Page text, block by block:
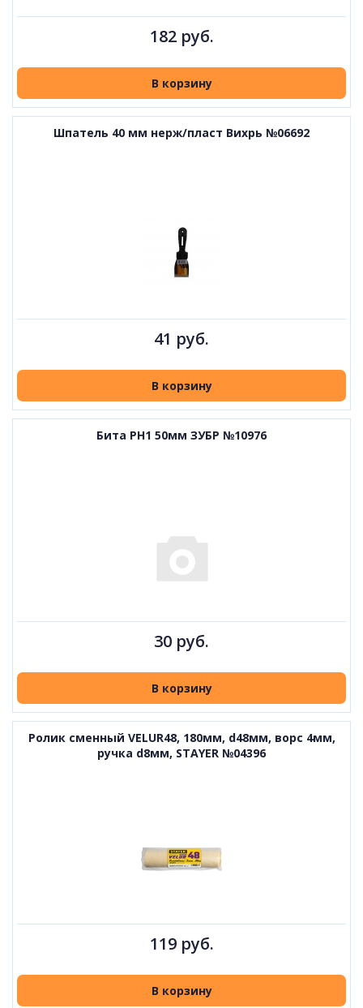
182 руб.
В корзину
Шпатель 40 мм нерж/пласт Вихрь №06692
41 руб.
В корзину
Бита PH1 50мм ЗУБР №10976
30 руб.
В корзину
Ролик сменный VELUR48, 180мм, d48мм, ворс 4мм,
ручка d8мм, STAYER №04396
119 руб.
В корзину